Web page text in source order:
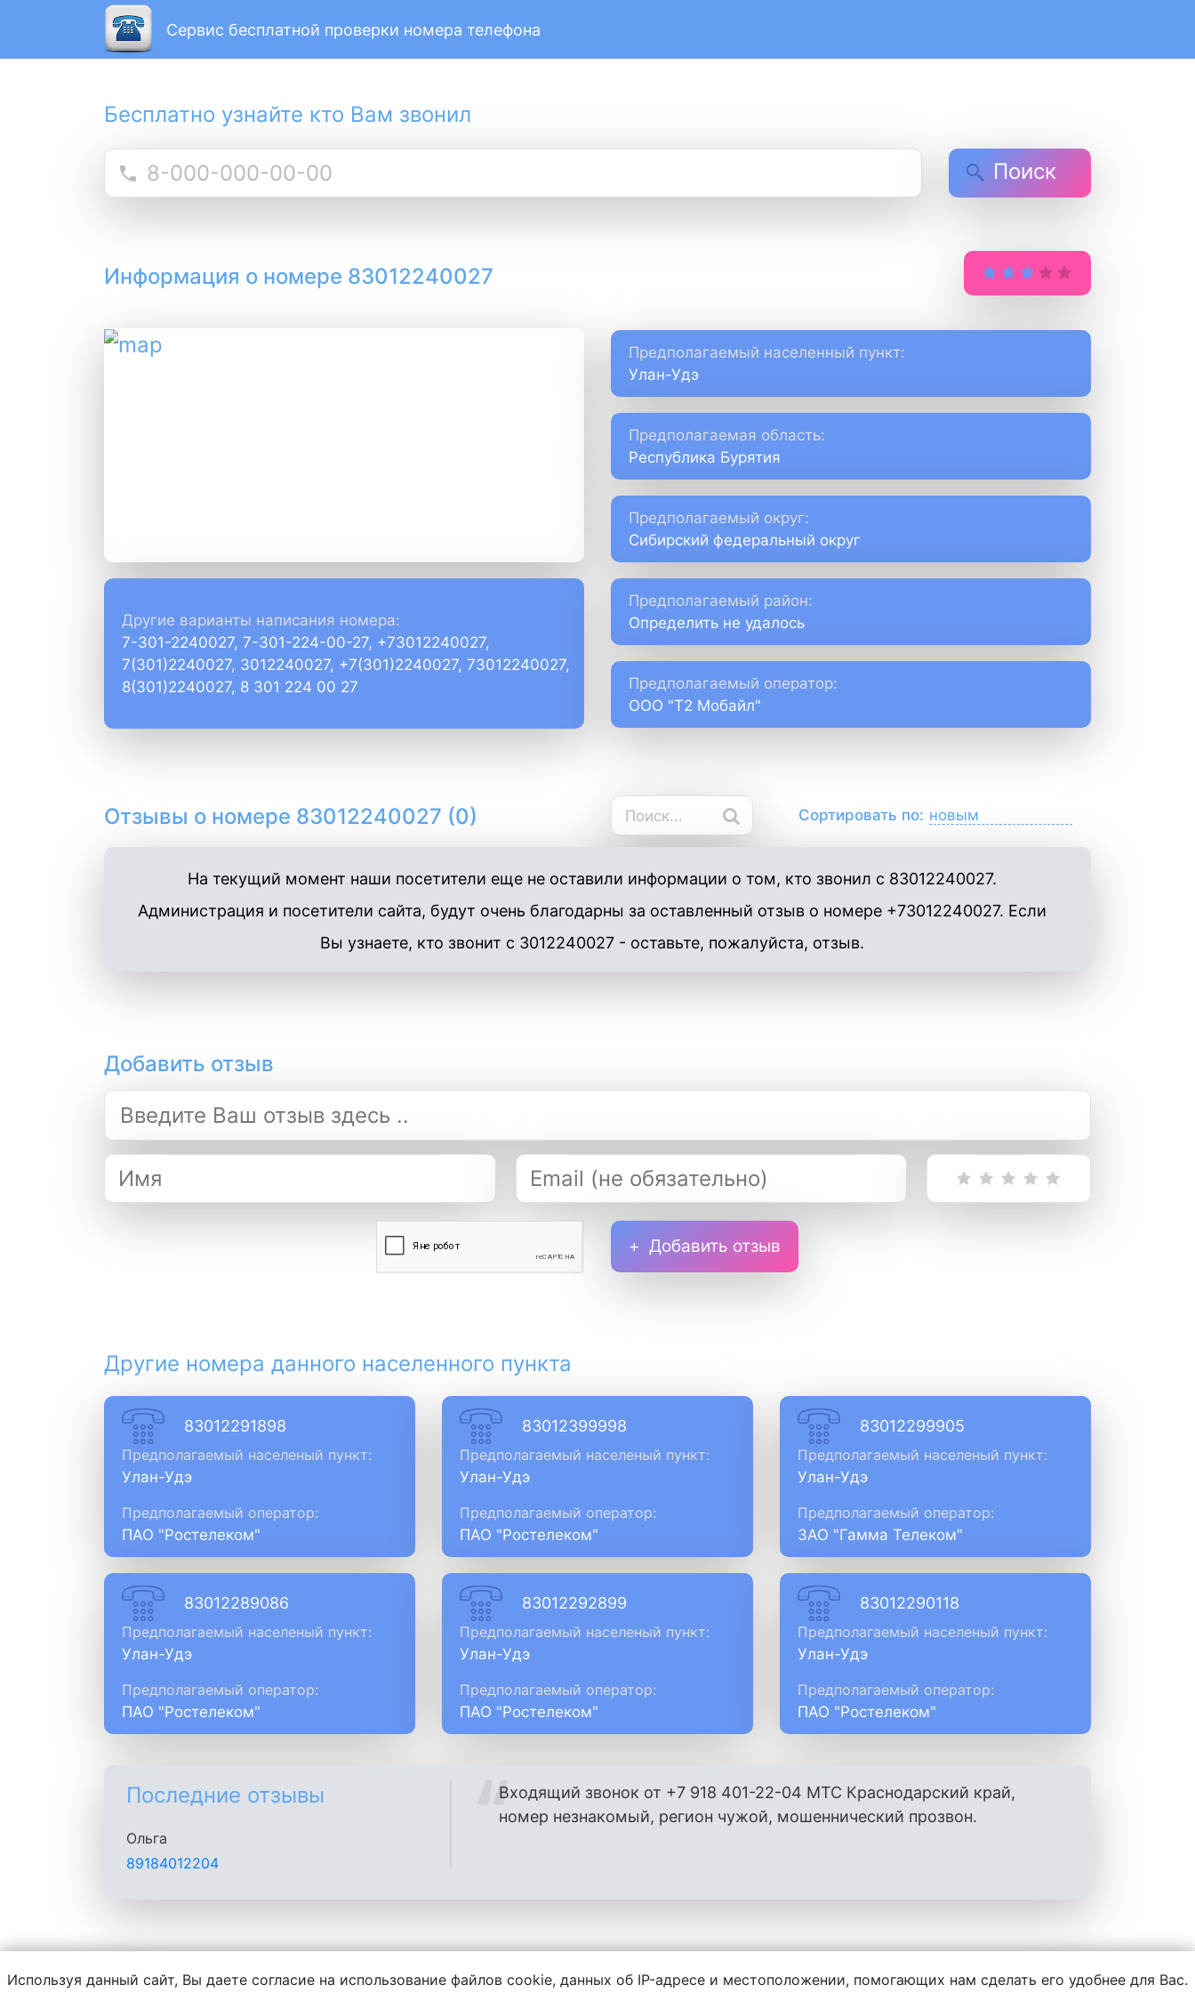
Сервис бесплатной проверки номера телефона
Бесплатно узнайте кто Вам звонил
Поиск
Информация о номере 83012240027
Предполагаемый населенный пункт:
Улан-Удэ
Предполагаемая область:
Республика Бурятия
Предполагаемый округ:
Сибирский федеральный округ
Другие варианты написания номера:
7-301-2240027, 7-301-224-00-27, +73012240027,
7(301)2240027, 3012240027, +7(301)2240027, 73012240027,
8(301)2240027, 8 301 224 00 27
Предполагаемый район:
Определить не удалось
Предполагаемый оператор:
ООО "Т2 Мобайл"
Отзывы о номере 83012240027 (0) Сортировать по:
На текущий момент наши посетители еще не оставили информации о том, кто звонил с 83012240027.
Администрация и посетители сайта, будут очень благодарны за оставленный отзыв о номере +73012240027. Если
Вы узнаете, кто звонит с 3012240027 - оставьте, пожалуйста, отзыв.
Добавить отзыв
Добавить отзыв
Другие номера данного населенного пункта
83012291898
Предполагаемый населеный пункт:
Улан-Удэ
Предполагаемый оператор:
ПАО "Ростелеком"
83012399998
Предполагаемый населеный пункт:
Улан-Удэ
Предполагаемый оператор:
ПАО "Ростелеком"
83012299905
Предполагаемый населеный пункт:
Улан-Удэ
Предполагаемый оператор:
ЗАО "Гамма Телеком"
83012289086
Предполагаемый населеный пункт:
Улан-Удэ
Предполагаемый оператор:
ПАО "Ростелеком"
83012292899
Предполагаемый населеный пункт:
Улан-Удэ
Предполагаемый оператор:
ПАО "Ростелеком"
83012290118
Предполагаемый населеный пункт:
Улан-Удэ
Предполагаемый оператор:
ПАО "Ростелеком"
Последние отзывы
Ольга
89184012204
Входящий звонок от +7 918 401-22-04 МТС Краснодарский край,
номер незнакомый, регион чужой, мошеннический прозвон.
Администрация сайта не несет ответственности за содержание комментариев, любой другой информации, написанной пользователями.
Используя данный сайт, Вы даете согласие на использование файлов cookie, данных об IP-адресе и местоположении, помогающих нам сделать его удобнее для Вас.